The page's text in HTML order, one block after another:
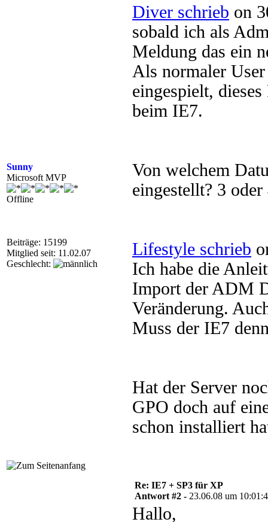
Sunny
Microsoft MVP
Offline
Beiträge: 15199
Mitglied seit: 11.02.07
Geschlecht:
Diver schrieb on
sobald ich als
Meldung das ein
Als normaler
eingespielt,
beim IE7.
Von welchem
eingestellt? 3 oder
Lifestyle schrieb
Ich habe die
Import der ADM
Veränderung.
Muss der IE7
Hat der Server
GPO doch auf
schon installiert
Re: IE7 + SP3 für XP
Antwort #2 - 23.06.08 um
Hallo,